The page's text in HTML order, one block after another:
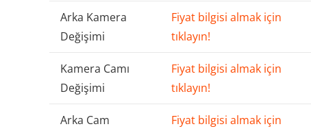
Arka Kamera
Değişimi
Fiyat bilgisi almak için
tıklayın!
Kamera Camı
Değişimi
Fiyat bilgisi almak için
tıklayın!
Arka Cam
Fiyat bilgisi almak için